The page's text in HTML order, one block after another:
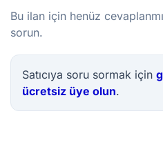
Bu ilan için henüz
sorun.
Satıcıya soru sormak için
ücretsiz üye olun.